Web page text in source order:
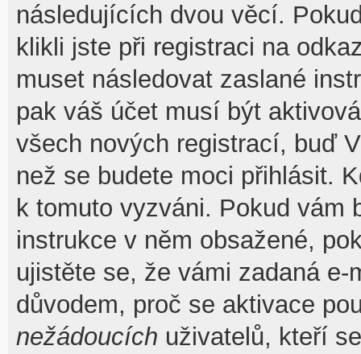
následujících dvou věcí.
klikli jste při registraci na
muset následovat zaslané
pak váš účet musí být
všech nových registrací, buď
než se budete moci přihlásit.
k tomuto vyzváni. Pokud vám
instrukce v něm obsažené,
ujistěte se, že vámi zadaná
důvodem, proč se aktivace
nežádoucích uživatelů, kteří